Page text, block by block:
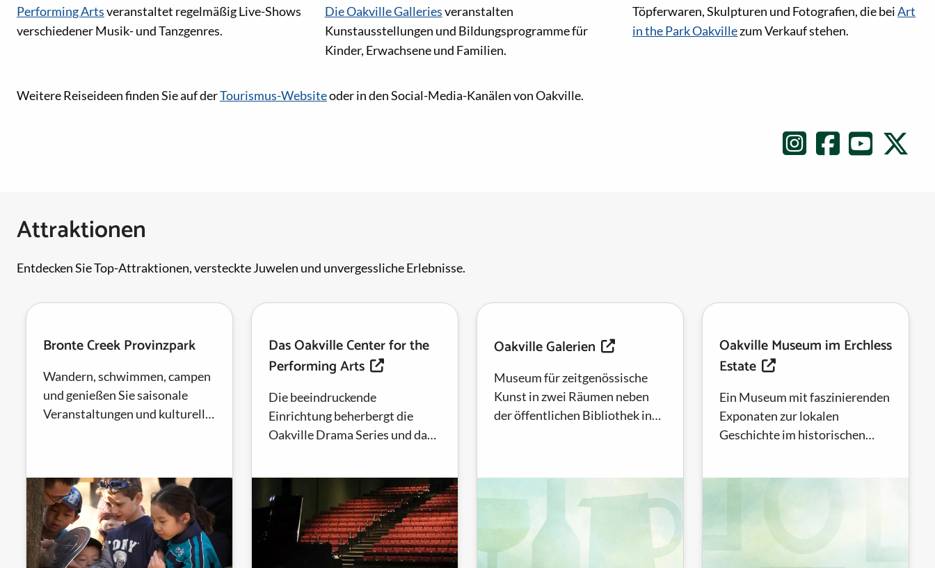
Performing Artsveranstaltet regelmäßig Live-Shows
verschiedener Musik- und Tanzgenres.
Die Oakville Galleriesveranstalten
Kunstausstellungen und Bildungsprogramme für
Kinder, Erwachsene und Familien.
Töpferwaren, Skulpturen und Fotografien, die beiArt
in the Park Oakvillezum Verkauf stehen.
Social-Media-Links
Weitere Reiseideen finden Sie auf derTourismus-Websiteoder in den Social-Media-Kanälen von Oakville.
Attraktionen
Entdecken Sie Top-Attraktionen, versteckte Juwelen und unvergessliche Erlebnisse.
Bronte Creek Provinzpark
Wandern, schwimmen, campen
und genießen Sie saisonale
Veranstaltungen und kulturelle
Das Oakville Center for the
Performing Arts
Die beeindruckende
Einrichtung beherbergt die
Oakville Drama Series und das
Zentrum der...
Oakville Galerien
Museum für zeitgenössische
Kunst in zwei Räumen neben
der öffentlichen Bibliothek in
Oakville Museum im Erchless
Estate
Ein Museum mit faszinierenden
Exponaten zur lokalen
Geschichte im historischen